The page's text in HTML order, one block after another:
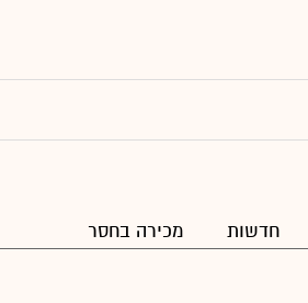
חדשות מכירה בחסר